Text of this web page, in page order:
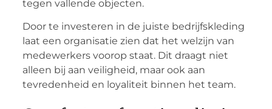
tegen vallende objecten.
Door te investeren in de juiste bedrijfskleding
laat een organisatie zien dat het welzijn van
medewerkers voorop staat. Dit draagt niet
alleen bij aan veiligheid, maar ook aan
tevredenheid en loyaliteit binnen het team.